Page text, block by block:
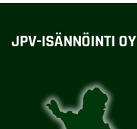
JPV-ISÄNNÖINTI OY